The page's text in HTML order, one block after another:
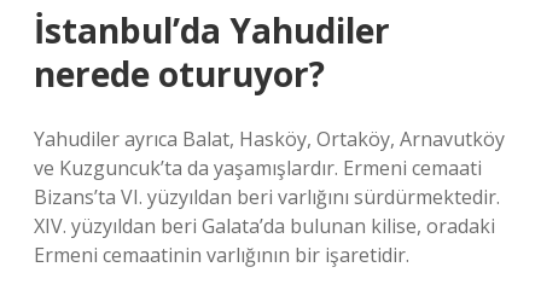
İstanbul’da Yahudiler
nerede oturuyor?
Yahudiler ayrıca Balat, Hasköy, Ortaköy, Arnavutköy
ve Kuzguncuk’ta da yaşamışlardır. Ermeni cemaati
Bizans’ta VI. yüzyıldan beri varlığını sürdürmektedir.
XIV. yüzyıldan beri Galata’da bulunan kilise, oradaki
Ermeni cemaatinin varlığının bir işaretidir.